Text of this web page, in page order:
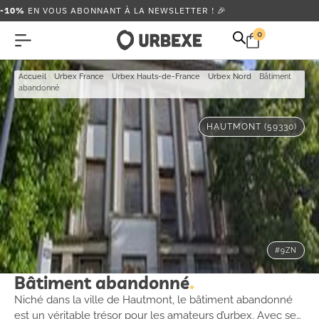
-10% EN VOUS ABONNANT À LA NEWSLETTER ! 🎉
0
Accueil - Urbex France - Urbex Hauts-de-France - Urbex Nord - Bâtiment
abandonné
HAUTMONT (59330)
#9ZN
Bâtiment abandonné
Niché dans la ville de Hautmont, le bâtiment abandonné
est un véritable trésor pour les amateurs d’urbex. Avec ses